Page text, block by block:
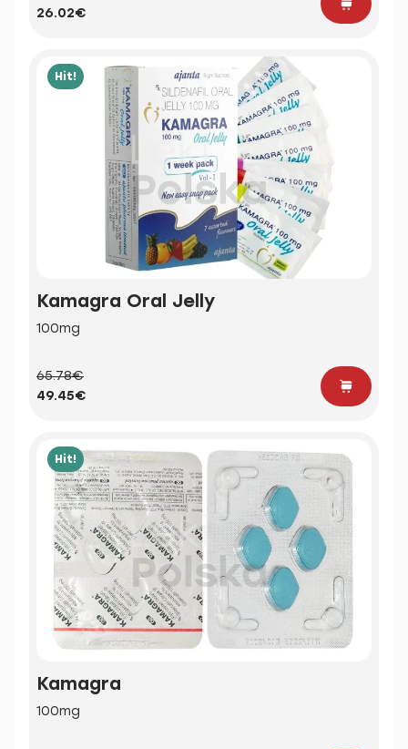
26.02€
Hit!
Kamagra Oral Jelly
100mg
65.78€
49.45€
Hit!
Kamagra
100mg